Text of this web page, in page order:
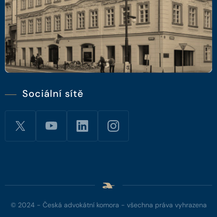
Sociální sítě
© 2024 - Česká advokátní komora - všechna práva vyhrazena